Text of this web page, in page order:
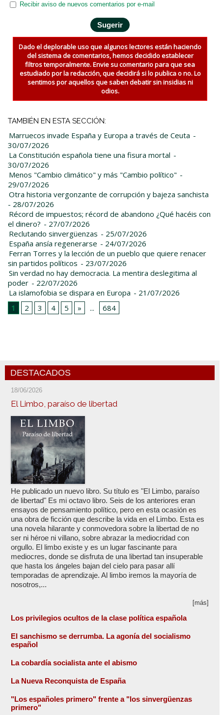
Recibir aviso de nuevos comentarios por e-mail
Dado el deplorable uso que algunos lectores están haciendo
del sistema de comentarios, hemos decidido establecer
filtros temporalmente. Envie su comentario para que sea
estudiado por la redacción, que decidirá si lo publica o no. Lo
sentimos por aquellos que saben debatir sin insidias ni
odios.
TAMBIÉN EN ESTA SECCIÓN:
Marruecos invade España y Europa a través de Ceuta -
30/07/2026
La Constitución española tiene una fisura mortal -
30/07/2026
Menos "Cambio climático" y más "Cambio político" -
29/07/2026
Otra historia vergonzante de corrupción y bajeza sanchista
- 28/07/2026
Récord de impuestos; récord de abandono ¿Qué hacéis con
el dinero? - 27/07/2026
Reclutando sinvergüenzas - 25/07/2026
España ansía regenerarse - 24/07/2026
Ferran Torres y la lección de un pueblo que quiere renacer
sin partidos políticos - 23/07/2026
Sin verdad no hay democracia. La mentira deslegitima al
poder - 22/07/2026
La islamofobia se dispara en Europa - 21/07/2026
1
2 3 4 5 » ... 684
DESTACADOS
18/06/2026
El Limbo, paraíso de libertad
He publicado un nuevo libro. Su título es "El Limbo, paraíso
de libertad" Es mi octavo libro. Seis de los anteriores eran
ensayos de pensamiento político, pero en esta ocasión es
una obra de ficción que describe la vida en el Limbo. Esta es
una novela hilarante y conmovedora sobre la libertad de no
ser ni héroe ni villano, sobre abrazar la mediocridad con
orgullo. El limbo existe y es un lugar fascinante para
mediocres, donde se disfruta de una libertad tan insuperable
que hasta los ángeles bajan del cielo para pasar allí
temporadas de aprendizaje. Al limbo iremos la mayoría de
nosotros,...
[más]
Los privilegios ocultos de la clase política española
El sanchismo se derrumba. La agonía del socialismo
español
La cobardía socialista ante el abismo
La Nueva Reconquista de España
"Los españoles primero" frente a "los sinvergüenzas
primero"